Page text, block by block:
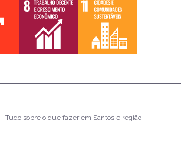
- Tudo sobre o que fazer em Santos e região